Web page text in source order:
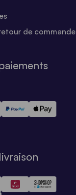
de commande